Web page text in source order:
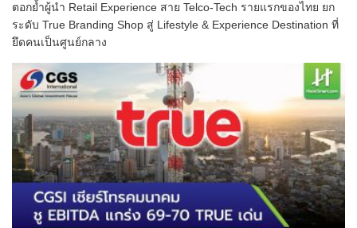
ตอกย้ำผู้นำ Retail Experience สาย Telco-Tech รายแรกของไทย ยก
ระดับ True Branding Shop สู่ Lifestyle & Experience Destination ที่
ยึดคนเป็นศูนย์กลาง